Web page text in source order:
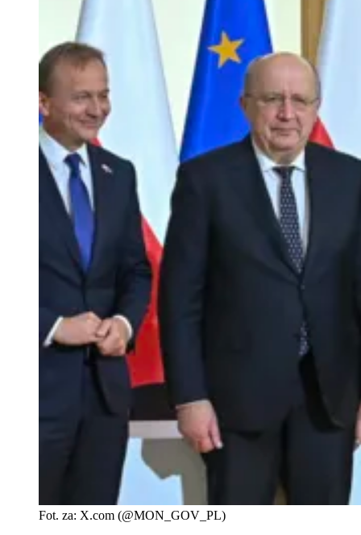
Fot. za: X.com (@MON_GOV_PL)